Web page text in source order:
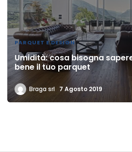
PARQUET E DESIGN
Umidità: cosa bisogna
bene il tuo parquet
Braga srl 7 Agosto 2019